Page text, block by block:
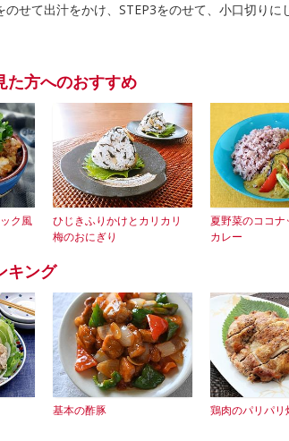
のせて出汁をかけ、STEP3をのせて、小口切りに
た方へのおすすめ
ク風
ひじきふりかけとカリカリ
梅のおにぎり
夏野菜のココナ
カレー
キング
基本の酢豚 鶏肉のパリパリ